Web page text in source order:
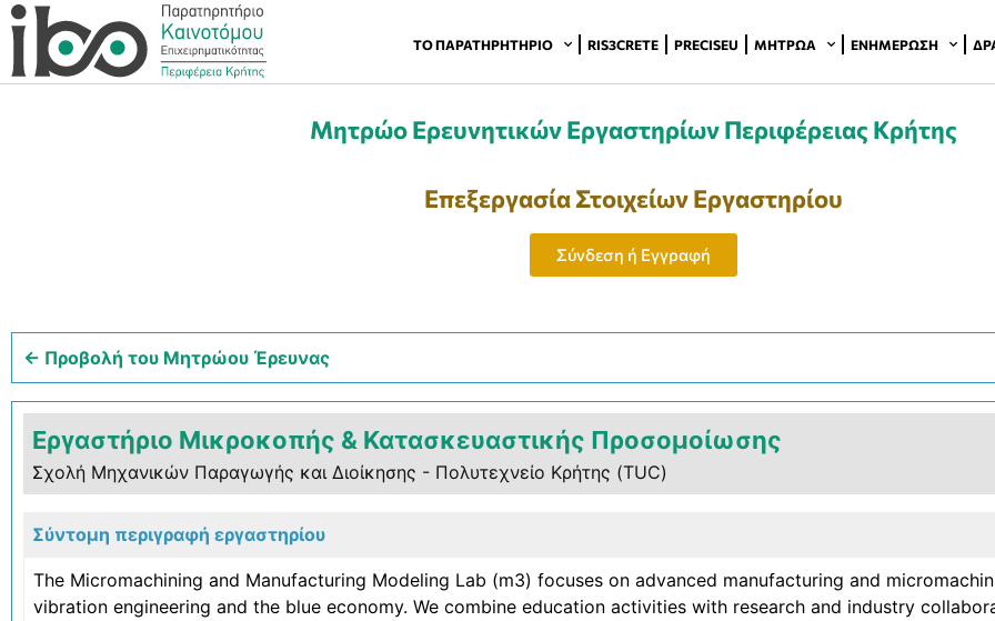
ΤΟ ΠΑΡΑΤΗΡΗΤΉΡΙΟ RIS3CRETE PRECISEU ΜΗΤΡΏΑ ΕΝΗΜΈΡΩΣΗ
Μητρώο Ερευνητικών Εργαστηρίων Περιφέρειας Κρήτης
Επεξεργασία Στοιχείων Εργαστηρίου
Σύνδεση ή Εγγραφή
← Προβολή του Μητρώου Έρευνας
Εργαστήριο Μικροκοπής & Κατασκευαστικής Προσομοίωσης
Σχολή Μηχανικών Παραγωγής και Διοίκησης - Πολυτεχνείο Κρήτης (TUC)
Σύντομη περιγραφή εργαστηρίου
The Micromachining and Manufacturing Modeling Lab (m3) focuses on advanced manufacturing and
vibration engineering and the blue economy. We combine education activities with research and industry